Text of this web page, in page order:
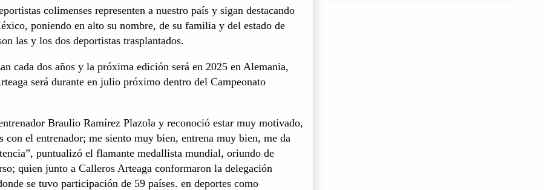
colimenses representen a nuestro país y sigan destacando
poniendo en alto su nombre, de su familia y del estado de
las y los dos deportistas trasplantados.
cada dos años y la próxima edición será en 2025 en Alemania,
será durante en julio próximo dentro del Campeonato
Braulio Ramírez Plazola y reconoció estar muy motivado,
el entrenador; me siento muy bien, entrena muy bien, me da
puntualizó el flamante medallista mundial, oriundo de
quien junto a Calleros Arteaga conformaron la delegación
se tuvo participación de 59 países. en deportes como